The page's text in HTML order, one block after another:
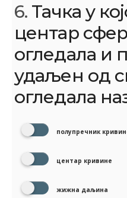
6. Тачка у
центар
огледала и
удаљен од
огледала
полупречник
центар кривине
жижна даљина